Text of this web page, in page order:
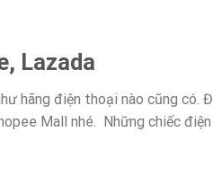
Lazada
hãng điện thoại nào cũng có.
Mall nhé. Những chiếc điện